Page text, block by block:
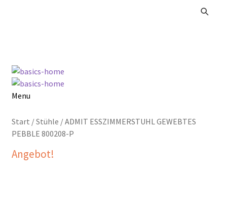
Zur
Navigation
springen
Zum
Inhalt
springen
Menu
Start /Stühle /ADMIT ESSZIMMERSTUHL GEWEBTES
PEBBLE 800208-P
Angebot!